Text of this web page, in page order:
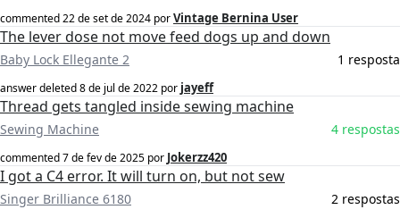
commented22 de set de 2024 porVintage Bernina User
The lever dose not move feed dogs up and down
Baby Lock Ellegante 2 1 resposta
answer deleted8 de jul de 2022 por jayeff
Thread gets tangled inside sewing machine
Sewing Machine 4 respostas
commented7 de fev de 2025 por Jokerzz420
I got a C4 error. It will turn on, but not sew
Singer Brilliance 6180 2 respostas